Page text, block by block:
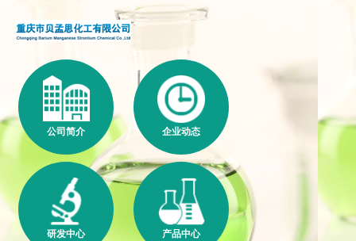
公司简介 企业动态
研发中心 产品中心